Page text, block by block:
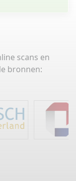
scans en
bronnen: